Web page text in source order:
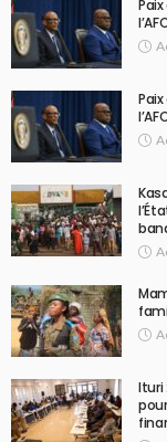
Ituri